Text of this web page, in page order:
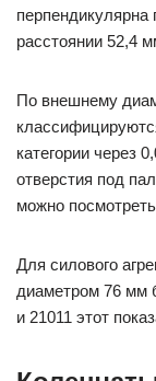
расстоянии 52,4
По внешнему
категории через
отверстия под
можно
Для силового
диаметром 76 мм
и 21011 этот